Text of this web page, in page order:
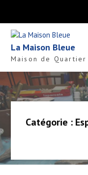
t
c
o
n
e
n
t
La Maison Bleue
Maison de Quartier
Catégorie :